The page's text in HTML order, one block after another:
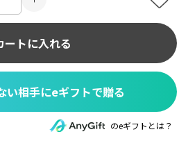
ートに入れる
い相手にeギフトで贈る
のeギフトとは？